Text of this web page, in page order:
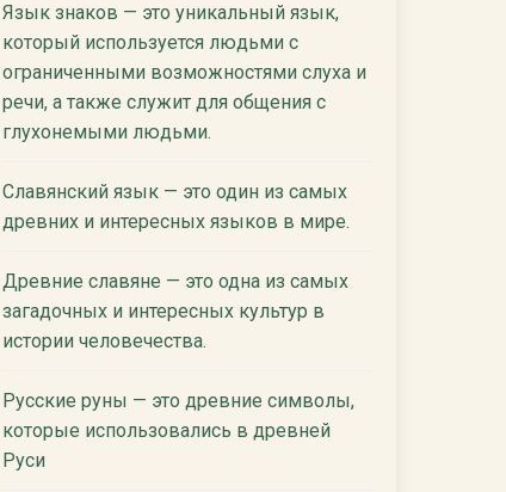
Язык знаков — это уникальный язык,
который используется людьми с
ограниченными возможностями слуха и
речи, а также служит для общения с
глухонемыми людьми.
Славянский язык — это один из самых
древних и интересных языков в мире.
Древние славяне — это одна из самых
загадочных и интересных культур в
истории человечества.
Русские руны — это древние символы,
которые использовались в древней
Руси